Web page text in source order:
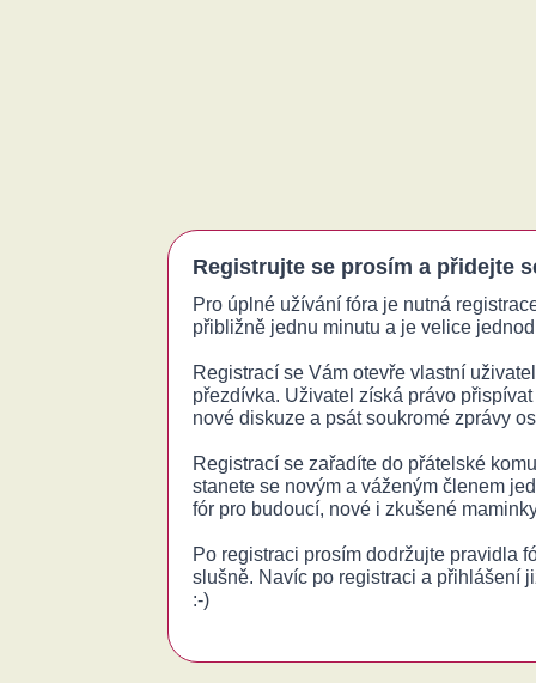
Registrujte se prosím a přidejte
Pro úplné užívání fóra je nutná
přibližně jednu minutu a je velice
Registrací se Vám otevře vlastní
přezdívka. Uživatel získá právo
nové diskuze a psát soukromé zprávy
Registrací se zařadíte do přátelské
stanete se novým a váženým členem
fór pro budoucí, nové i zkušené
Po registraci prosím dodržujte pravidla
slušně. Navíc po registraci a přihlášení
:-)